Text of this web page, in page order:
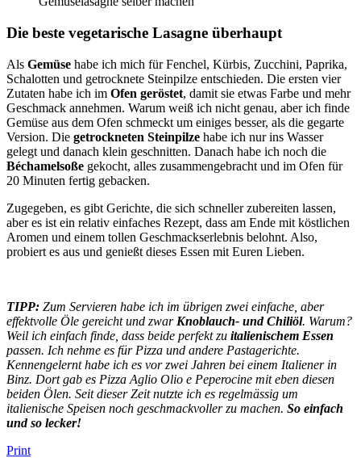
Die beste vegetarische Lasagne überhaupt
Als Gemüse habe ich mich für Fenchel, Kürbis, Zucchini, Paprika,
Schalotten und getrocknete Steinpilze entschieden. Die ersten vier
Zutaten habe ich im Ofen geröstet, damit sie etwas Farbe und mehr
Geschmack annehmen. Warum weiß ich nicht genau, aber ich finde
Gemüse aus dem Ofen schmeckt um einiges besser, als die gegarte
Version. Die getrockneten Steinpilze habe ich nur ins Wasser
gelegt und danach klein geschnitten. Danach habe ich noch die
Béchamelsoße gekocht, alles zusammengebracht und im Ofen für
20 Minuten fertig gebacken.
Zugegeben, es gibt Gerichte, die sich schneller zubereiten lassen,
aber es ist ein relativ einfaches Rezept, dass am Ende mit köstlichen
Aromen und einem tollen Geschmackserlebnis belohnt. Also,
probiert es aus und genießt dieses Essen mit Euren Lieben.
TIPP: Zum Servieren habe ich im übrigen zwei einfache, aber
effektvolle Öle gereicht und zwar Knoblauch- und Chiliöl. Warum?
Weil ich einfach finde, dass beide perfekt zu italienischem Essen
passen. Ich nehme es für Pizza und andere Pastagerichte.
Kennengelernt habe ich es vor zwei Jahren bei einem Italiener in
Binz. Dort gab es Pizza Aglio Olio e Peperocine mit eben diesen
beiden Ölen. Seit dieser Zeit nutzte ich es regelmässig um
italienische Speisen noch geschmackvoller zu machen. So einfach
und so lecker!
Print